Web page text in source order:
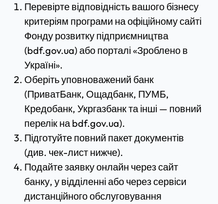
Перевірте відповідність вашого бізнесу
критеріям програми на офіційному сайті
Фонду розвитку підприємництва
(bdf.gov.ua) або порталі «Зроблено в
Україні».
Оберіть уповноважений банк
(ПриватБанк, Ощадбанк, ПУМБ,
Кредобанк, Укргазбанк та інші — повний
перелік на bdf.gov.ua).
Підготуйте повний пакет документів
(див. чек-лист нижче).
Подайте заявку онлайн через сайт
банку, у відділенні або через сервіси
дистанційного обслуговування